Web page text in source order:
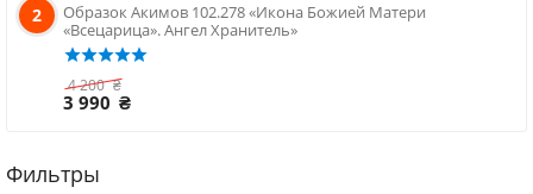
2
Образок Акимов 102.278 «Икона Божией Матери
«Всецарица». Ангел Хранитель»
4 200 ₴
3 990 ₴